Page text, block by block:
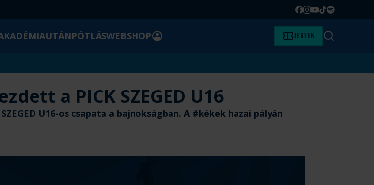
2014
címgyőzelem
Facebook
Instagram
YouTube
TikTok
Spotify
UTÁNPÓTLÁSWEBSHOPBELÉPÉS Jegyek Keresés
a PICK SZEGED U16
U16-os csapata a bajnokságban. A #kékek hazai pályán